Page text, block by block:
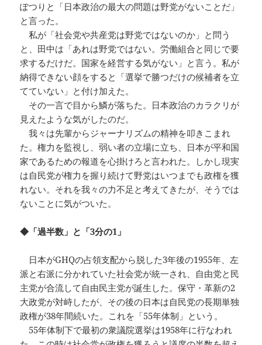
ぽつりと「日本政治の最大の問題は野党がないことだ」
と言った。
私が「社会党や共産党は野党ではないのか」と問う
と、田中は「あれは野党ではない。労働組合と同じで要
求するだけだ。国家を経営する気がない」と言う。私が
納得できない顔をすると「選挙で勝つだけの候補者を立
てていない」と付け加えた。
その一言で目から鱗が落ちた。日本政治のカラクリが
見えたような気がしたのだ。
我々は先輩からジャーナリズムの精神を叩きこまれ
た。権力を監視し、弱い者の立場に立ち、日本が平和国
家であるための報道を心掛けろと言われた。しかし現実
は自民党が権力を握り続けて野党はいつまでも政権を獲
れない。それを我々の力不足と考えてきたが、そうでは
ないことに気がついた。
◆「過半数」と「3分の1」
日本がGHQの占領支配から脱した3年後の1955年、左
派と右派に分かれていた社会党が統一され、自由党と民
主党が合流して自由民主党が誕生した。保守・革新の2
大政党が対峙したが、その後の日本は自民党の長期単独
政権が38年間続いた。これを「55年体制」という。
55年体制下で最初の衆議院選挙は1958年に行なわれ